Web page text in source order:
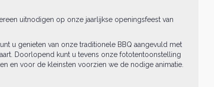
uitnodigen op onze jaarlijkse openingsfeest van
u genieten van onze traditionele BBQ aangevuld met
Doorlopend kunt u tevens onze fototentoonstelling
en voor de kleinsten voorzien we de nodige animatie.